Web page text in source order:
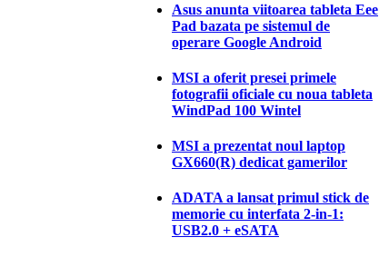
Asus anunta viitoarea tableta Eee
Pad bazata pe sistemul de
operare Google Android
MSI a oferit presei primele
fotografii oficiale cu noua tableta
WindPad 100 Wintel
MSI a prezentat noul laptop
GX660(R) dedicat gamerilor
ADATA a lansat primul stick de
memorie cu interfata 2-in-1:
USB2.0 + eSATA